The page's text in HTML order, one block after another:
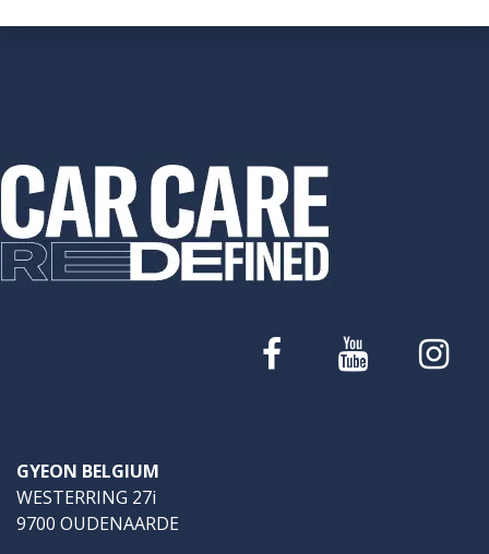
GYEON BELGIUM
WESTERRING 27i
9700 OUDENAARDE